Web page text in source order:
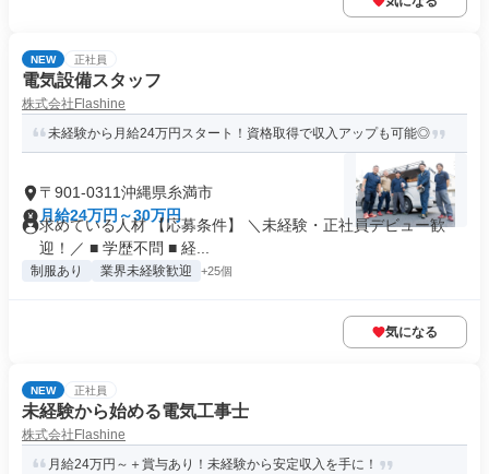
NEW 正社員
電気設備スタッフ
株式会社Flashine
未経験から月給24万円スタート！資格取得で収入アップも可能◎
〒901-0311沖縄県糸満市
月給24万円～30万円
求めている人材 【応募条件】 ＼未経験・正社員デビュー歓
迎！／ ■ 学歴不問 ■ 経...
制服あり 業界未経験歓迎 +25個
気になる
NEW 正社員
未経験から始める電気工事士
株式会社Flashine
月給24万円～＋賞与あり！未経験から安定収入を手に！